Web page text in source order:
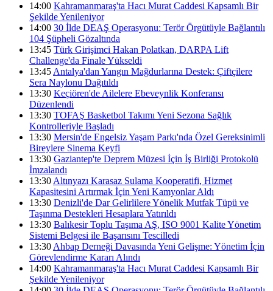
14:00 Kahramanmaraş'ta Hacı Murat Caddesi Kapsamlı Bir
Şekilde Yenileniyor
14:00 30 İlde DEAŞ Operasyonu: Terör Örgütüyle Bağlantılı
104 Şüpheli Gözaltında
13:45 Türk Girişimci Hakan Polatkan, DARPA Lift
Challenge'da Finale Yükseldi
13:45 Antalya'dan Yangın Mağdurlarına Destek: Çiftçilere
Sera Naylonu Dağıtıldı
13:30 Keçiören'de Ailelere Ebeveynlik Konferansı
Düzenlendi
13:30 TOFAŞ Basketbol Takımı Yeni Sezona Sağlık
Kontrolleriyle Başladı
13:30 Mersin'de Engelsiz Yaşam Parkı'nda Özel Gereksinimli
Bireylere Sinema Keyfi
13:30 Gaziantep'te Deprem Müzesi İçin İş Birliği Protokolü
İmzalandı
13:30 Altınyazı Karasaz Sulama Kooperatifi, Hizmet
Kapasitesini Artırmak İçin Yeni Kamyonlar Aldı
13:30 Denizli'de Dar Gelirlilere Yönelik Mutfak Tüpü ve
Taşınma Destekleri Hesaplara Yatırıldı
13:30 Balıkesir Toplu Taşıma AŞ, ISO 9001 Kalite Yönetim
Sistemi Belgesi ile Başarısını Tescilledi
13:30 Ahbap Derneği Davasında Yeni Gelişme: Yönetim İçin
Görevlendirme Kararı Alındı
14:00 Kahramanmaraş'ta Hacı Murat Caddesi Kapsamlı Bir
Şekilde Yenileniyor